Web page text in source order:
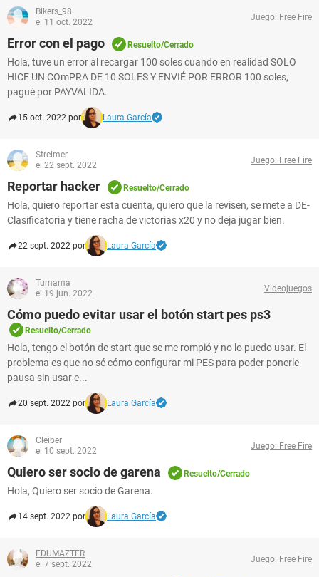
Bikers_98
el 11 oct. 2022
Juego: Free Fire
Error con el pago Resuelto/Cerrado
Hola, tuve un error al recargar 100 soles cuando en realidad SOLO
HICE UN COmPRA DE 10 SOLES Y ENVIÉ POR ERROR 100 soles,
pagué por PAYVALIDA.
15 oct. 2022 por Laura García
Streimer
el 22 sept. 2022
Juego: Free Fire
Reportar hacker Resuelto/Cerrado
Hola, quiero reportar esta cuenta, quiero que la revisen, se mete a DE-
Clasificatoria y tiene racha de victorias x20 y no deja jugar bien.
22 sept. 2022 por Laura García
Tumama
el 19 jun. 2022
Videojuegos
Cómo puedo evitar usar el botón start pes ps3
Resuelto/Cerrado
Hola, tengo el botón de start que se me rompió y no lo puedo usar. El
problema es que no sé cómo configurar mi PES para poder ponerle
pausa sin usar e...
20 sept. 2022 por Laura García
Cleiber
el 10 sept. 2022
Juego: Free Fire
Quiero ser socio de garena Resuelto/Cerrado
Hola, Quiero ser socio de Garena.
14 sept. 2022 por Laura García
EDUMAZTER
el 7 sept. 2022
Juego: Free Fire